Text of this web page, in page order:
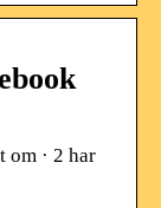
om · 2 har